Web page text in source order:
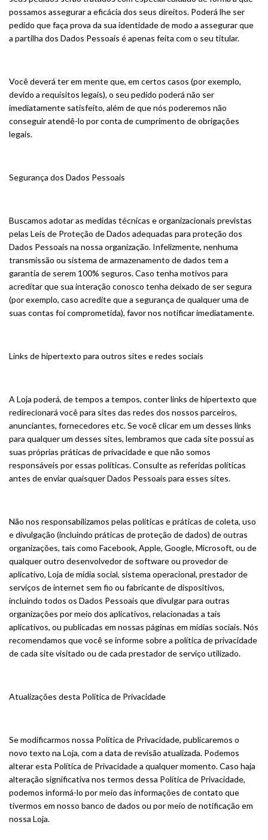
possamos assegurar a eficácia dos seus direitos. Poderá lhe ser
pedido que faça prova da sua identidade de modo a assegurar que
a partilha dos Dados Pessoais é apenas feita com o seu titular.
Você deverá ter em mente que, em certos casos (por exemplo,
devido a requisitos legais), o seu pedido poderá não ser
imediatamente satisfeito, além de que nós poderemos não
conseguir atendê-lo por conta de cumprimento de obrigações
legais.
Segurança dos Dados Pessoais
Buscamos adotar as medidas técnicas e organizacionais previstas
pelas Leis de Proteção de Dados adequadas para proteção dos
Dados Pessoais na nossa organização. Infelizmente, nenhuma
transmissão ou sistema de armazenamento de dados tem a
garantia de serem 100% seguros. Caso tenha motivos para
acreditar que sua interação conosco tenha deixado de ser segura
(por exemplo, caso acredite que a segurança de qualquer uma de
suas contas foi comprometida), favor nos notificar imediatamente.
Links de hipertexto para outros sites e redes sociais
A Loja poderá, de tempos a tempos, conter links de hipertexto que
redirecionará você para sites das redes dos nossos parceiros,
anunciantes, fornecedores etc. Se você clicar em um desses links
para qualquer um desses sites, lembramos que cada site possui as
suas próprias práticas de privacidade e que não somos
responsáveis por essas políticas. Consulte as referidas políticas
antes de enviar quaisquer Dados Pessoais para esses sites.
Não nos responsabilizamos pelas políticas e práticas de coleta, uso
e divulgação (incluindo práticas de proteção de dados) de outras
organizações, tais como Facebook, Apple, Google, Microsoft, ou de
qualquer outro desenvolvedor de software ou provedor de
aplicativo, Loja de mídia social, sistema operacional, prestador de
serviços de internet sem fio ou fabricante de dispositivos,
incluindo todos os Dados Pessoais que divulgar para outras
organizações por meio dos aplicativos, relacionadas a tais
aplicativos, ou publicadas em nossas páginas em mídias sociais. Nós
recomendamos que você se informe sobre a política de privacidade
de cada site visitado ou de cada prestador de serviço utilizado.
Atualizações desta Política de Privacidade
Se modificarmos nossa Política de Privacidade, publicaremos o
novo texto na Loja, com a data de revisão atualizada. Podemos
alterar esta Política de Privacidade a qualquer momento. Caso haja
alteração significativa nos termos dessa Política de Privacidade,
podemos informá-lo por meio das informações de contato que
tivermos em nosso banco de dados ou por meio de notificação em
nossa Loja.